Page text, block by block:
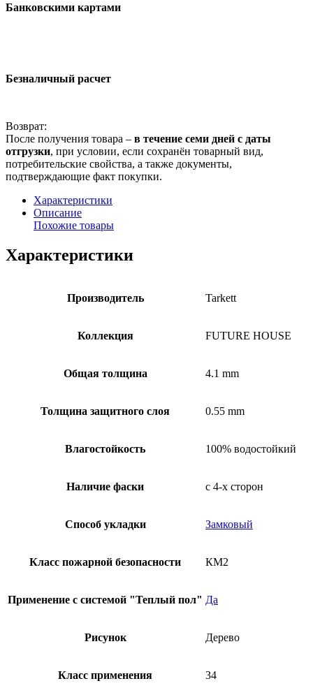
Банковскими картами
Безналичный расчет
Возврат:
После получения товара – в течение семи дней с даты
отгрузки, при условии, если сохранён товарный вид,
потребительские свойства, а также документы,
подтверждающие факт покупки.
Характеристики
Описание
Похожие товары
Характеристики
Производитель Tarkett
Коллекция FUTURE HOUSE
Общая толщина 4.1 mm
Толщина защитного слоя 0.55 mm
Влагостойкость 100% водостойкий
Наличие фаски с 4-х сторон
Способ укладки Замковый
Класс пожарной безопасности КМ2
Применение с системой "Теплый пол" Да
Рисунок Дерево
Класс применения 34